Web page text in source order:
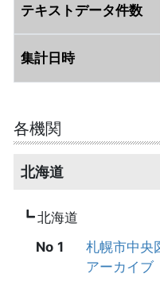
テキストデータ件数
集計日時
各機関
北海道
北海道
札幌市中央
アーカイブ
1